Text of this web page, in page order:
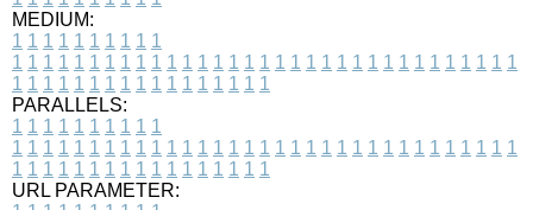
MEDIUM:
1 1 1 1 1 1 1 1 1 1
1 1 1 1 1 1 1 1 1 1 1 1 1 1 1 1 1 1 1 1 1 1 1 1 1 1 1 1 1 1 1 1 1
1 1 1 1 1 1 1 1 1 1 1 1 1 1 1 1 1
PARALLELS:
1 1 1 1 1 1 1 1 1 1
1 1 1 1 1 1 1 1 1 1 1 1 1 1 1 1 1 1 1 1 1 1 1 1 1 1 1 1 1 1 1 1 1
1 1 1 1 1 1 1 1 1 1 1 1 1 1 1 1 1
URL PARAMETER: